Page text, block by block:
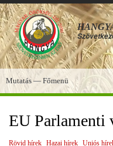
Főmenü
Mutatás — Főmenü
EU Parlamenti
Rövid hírek Hazai hírek Uniós